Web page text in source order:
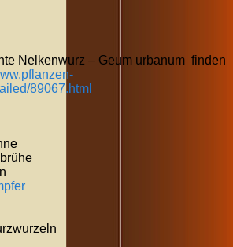
Nelkenwurz – Geum urbanum finden
89067.html